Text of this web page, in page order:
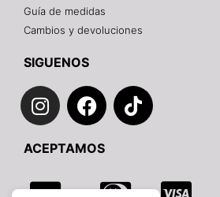
Guía de medidas
Cambios y devoluciones
SIGUENOS
I
n
t
F
a
e
T
i
ACEPTAMOS
WhatsApp
Instagram
Teléfono
Email